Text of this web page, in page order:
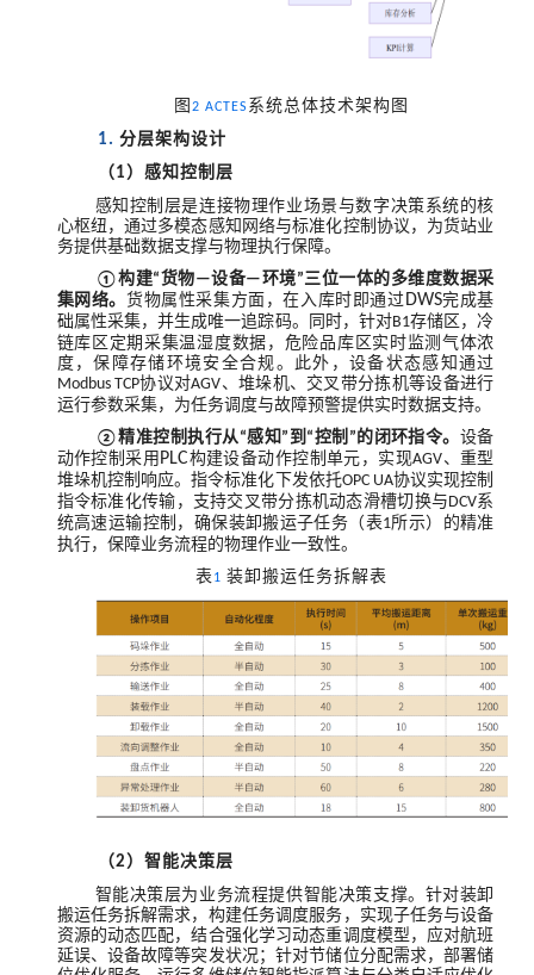
图2 ACTES 系统总体技术架构图
1. 分层架构设计
（ 1 ）感知控制层
感知控制层是连接物理作业场景与数字决策系统的核
心枢纽，通过多模态感知网络与标准化控制协议，为货站业
务提供基础数据支撑与物理执行保障。
①构建“货物—设备—环境”三位一体的多维度数据采
集网络。 货物属性采集方面，在入库时即通过 DWS完成基
础属性采集，并生成唯一追踪码。同时，针对B1存储区，冷
链库区定期采集温湿度数据，危险品库区实时监测气体浓
度，保障存储环境安全合规。此外，设备状态感知通过
Modbus TCP协议对AGV、堆垛机、交叉带分拣机等设备进行
运行参数采集，为任务调度与故障预警提供实时数据支持。
②精准控制执行从 “感知 ” 到 “控制 ”的闭环指令。 设备
动作控制采用 PLC构建设备动作控制单元，实现AGV、重型
堆垛机控制响应。指令标准化下发依托OPC UA协议实现控制
指令标准化传输，支持交叉带分拣机动态滑槽切换与 DCV系
统高速运输控制，确保装卸搬运子任务（表1所示）的精准
执行，保障业务流程的物理作业一致性。
表 1装卸搬运任务拆解表
（2 ）智能决策层
智能决策层为业务流程提供智能决策支撑。针对装卸
搬运任务拆解需求，构建任务调度服务，实现子任务与设备
资源的动态匹配，结合强化学习动态重调度模型，应对航班
延误、设备故障等突发状况；针对节储位分配需求，部署储